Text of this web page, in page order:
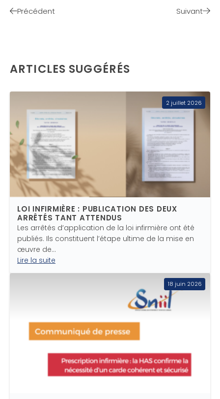
Précédent Suivant
ARTICLES SUGGÉRÉS
2 juillet 2026
LOI INFIRMIÈRE : PUBLICATION DES DEUX
ARRÊTÉS TANT ATTENDUS
Les arrêtés d’application de la loi infirmière ont été
publiés. Ils constituent l’étape ultime de la mise en
œuvre de…
Lire la suite
18 juin 2026